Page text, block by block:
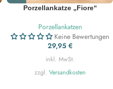
Porzellankatze „Fiore“
Porzellankatzen
Keine Bewertungen
29,95 €
inkl. MwSt.
zzgl. Versandkosten